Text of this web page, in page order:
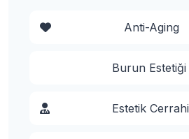
Anti-Aging
Burun Estetiği
Estetik Cerrahi